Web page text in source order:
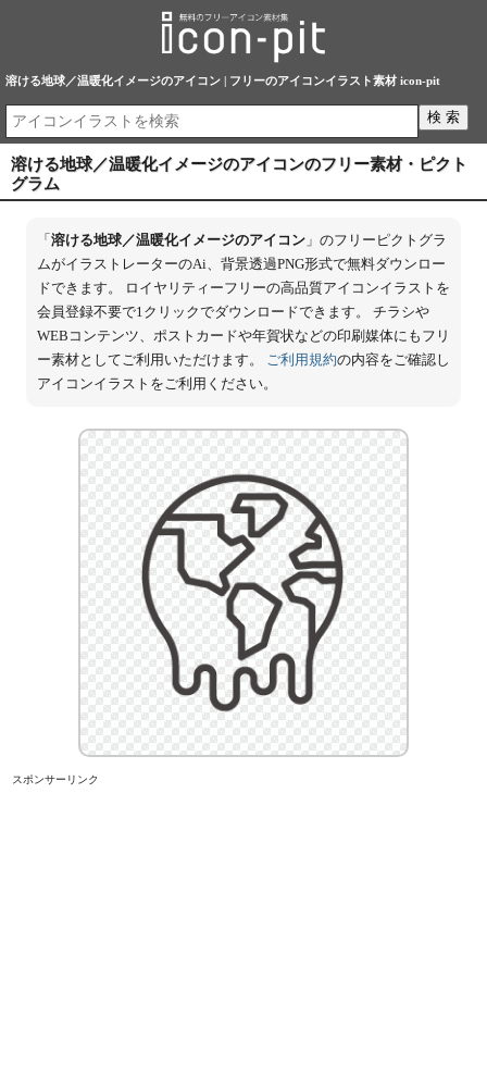
溶ける地球／温暖化イメージのアイコン | フリーのアイコンイラスト素材 icon-pit
溶ける地球／温暖化イメージのアイコンのフリー素材・ピクト
グラム
「 溶ける地球／温暖化イメージのアイコン」のフリーピクトグラ
ムがイラストレーターのAi、背景透過PNG形式で無料ダウンロー
ドできます。 ロイヤリティーフリーの高品質アイコンイラストを
会員登録不要で1クリックでダウンロードできます。 チラシや
WEBコンテンツ、ポストカードや年賀状などの印刷媒体にもフリ
ー素材としてご利用いただけます。 ご利用規約の内容をご確認し
アイコンイラストをご利用ください。
スポンサーリンク